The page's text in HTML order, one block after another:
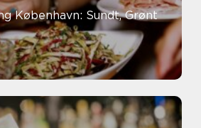
København: Sundt, Grønt